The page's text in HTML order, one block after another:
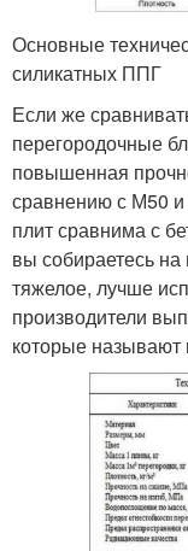
Основные
силикатных ППГ
Если же
перегородочные
повышенная
сравнению с М50 и
плит сравнима с
вы собираетесь
тяжелое, лучше
производители
которые